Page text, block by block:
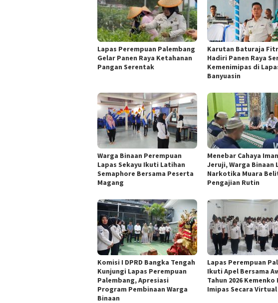
Lapas Perempuan Palembang
Gelar Panen Raya Ketahanan
Pangan Serentak
Karutan Baturaja
Hadiri Panen Raya
Kemenimipas di
Banyuasin
Warga Binaan Perempuan
Lapas Sekayu Ikuti Latihan
Semaphore Bersama Peserta
Magang
Menebar Cahaya
Jeruji, Warga Binaan
Narkotika Muara
Pengajian Rutin
Komisi I DPRD Bangka Tengah
Kunjungi Lapas Perempuan
Palembang, Apresiasi
Program Pembinaan Warga
Binaan
Lapas Perempuan
Ikuti Apel Bersama
Tahun 2026 Kemenko
Imipas Secara Virtual